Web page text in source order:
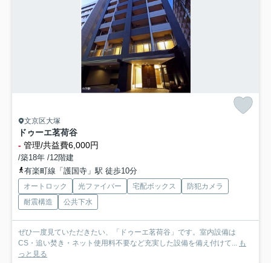
文京区大塚
ドゥーエ茗荷谷
- 管理/共益費6,000円
/築18年 /12階建
有楽町線「護国寺」駅 徒歩10分
オートロック 光ファイバー 宅配ボックス
防犯カメラ
耐震構造
公共下水
ぜひ一度見ていただきたい、「ドゥーエ茗荷谷」です。室内設備は
CS・追い焚き・ネット使用料不要など充実した設備を備え付けて...
も
っと見る